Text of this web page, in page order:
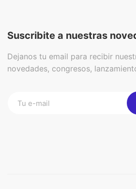
Suscribite a nuestras
Dejanos tu email para recibir
novedades, congresos,